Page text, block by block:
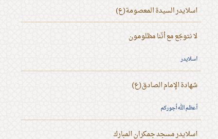
اسلايدر السيدة المعصومة(ع)
لا نتوجّع مع أنّنا مظلومون
اسلايدر
شهادة الإمام الصادق(ع)
أعظم الله أجوركم
اسلايدر مسجد جمكران المبارك